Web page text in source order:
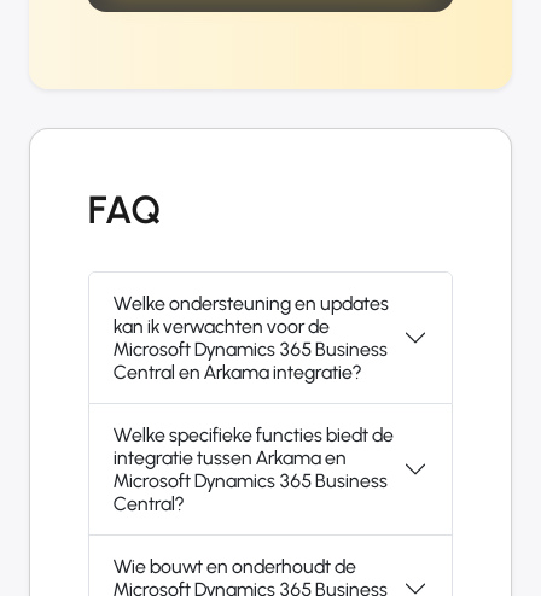
FAQ
Welke ondersteuning en updates
kan ik verwachten voor de
Microsoft Dynamics 365 Business
Central en Arkama integratie?
Welke specifieke functies biedt de
integratie tussen Arkama en
Microsoft Dynamics 365 Business
Central?
Wie bouwt en onderhoudt de
Microsoft Dynamics 365 Business